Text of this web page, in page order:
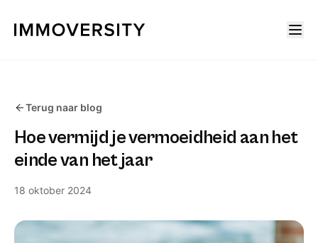
Terug naar blog
Hoe vermijd je vermoeidheid aan het
einde van het jaar
18 oktober 2024